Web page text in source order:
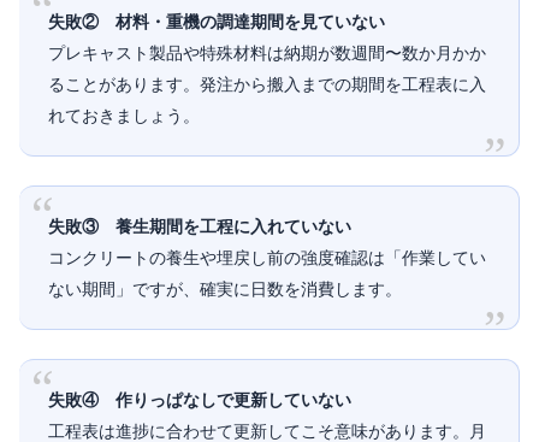
失敗② 材料・重機の調達期間を見ていない
プレキャスト製品や特殊材料は納期が数週間〜数か月かか
ることがあります。発注から搬入までの期間を工程表に入
れておきましょう。
失敗③ 養生期間を工程に入れていない
コンクリートの養生や埋戻し前の強度確認は「作業してい
ない期間」ですが、確実に日数を消費します。
失敗④ 作りっぱなしで更新していない
工程表は進捗に合わせて更新してこそ意味があります。月